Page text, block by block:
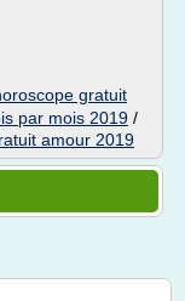
gratuit
par mois 2019 /
amour 2019